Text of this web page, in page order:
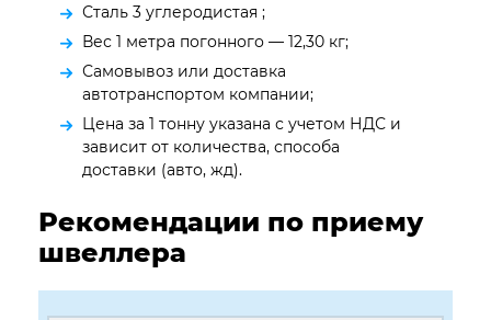
Сталь 3 углеродистая ;
Вес 1 метра погонного — 12,30 кг;
Самовывоз или доставка
автотранспортом компании;
Цена за 1 тонну указана с учетом НДС и
зависит от количества, способа
доставки (авто, жд).
Рекомендации по приему
швеллера